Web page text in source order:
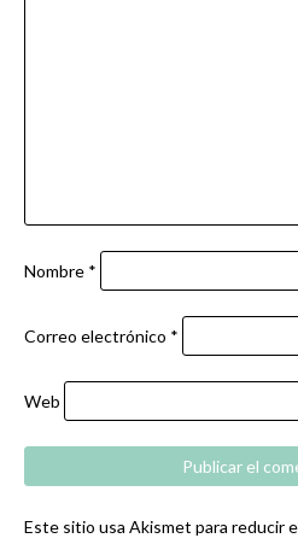
Nombre *
Correo electrónico *
Web
Este sitio usa Akismet para reducir